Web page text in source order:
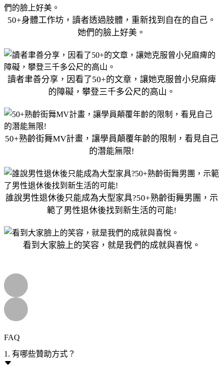
50+身體工作坊，讀者透過肢體，重新找到自在的自己。
她們的臉上好美。
讀者聿善分享，因看了50+的文章，讓她克服曾小兒麻痺
的障礙，攀登三千多公尺的高山。
50+熟齡街舞MV計畫，讓學員顛覆年齡的限制，看見自己
的潛能無限!
誰說男性退休後只能成為大型家具?50+熟齡街舞男團，示
範了男性退休後找到新生活的可能!
看到大家臉上的笑容，就是我們的成就與喜悅。
FAQ
1. 有哪些贊助方式？